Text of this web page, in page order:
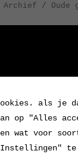
Archief / Oude
in de
we er niet
op de kop
worden.
als je
op "Alles
wat voor